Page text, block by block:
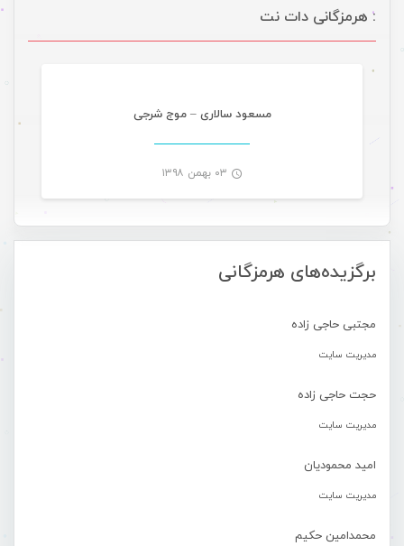
برگزیده‌های هرمزگانی
مجتبی حاجی زاده
مدیریت سایت
حجت حاجی زاده
مدیریت سایت
امید محمودیان
مدیریت سایت
محمدامین حکیم
: هرمزگانی دات نت
مسعود سالاری – موج شرجی
۰۳ بهمن ۱۳۹۸